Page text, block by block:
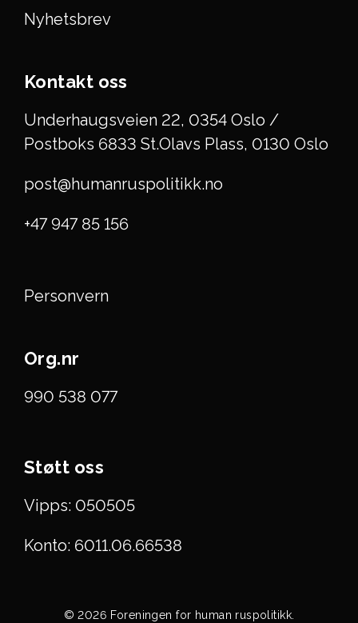
Nyhetsbrev
Kontakt oss
Underhaugsveien 22, 0354 Oslo /
Postboks 6833 St.Olavs Plass, 0130 Oslo
post@humanruspolitikk.no
+47 947 85 156
Personvern
Org.nr
990 538 077
Støtt oss
Vipps: 050505
Konto: 6011.06.66538
© 2026 Foreningen for human ruspolitikk.